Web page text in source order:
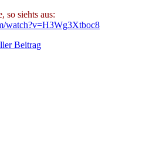
so siehts aus:
watch?v=H3Wg3Xtboc8
Beitrag